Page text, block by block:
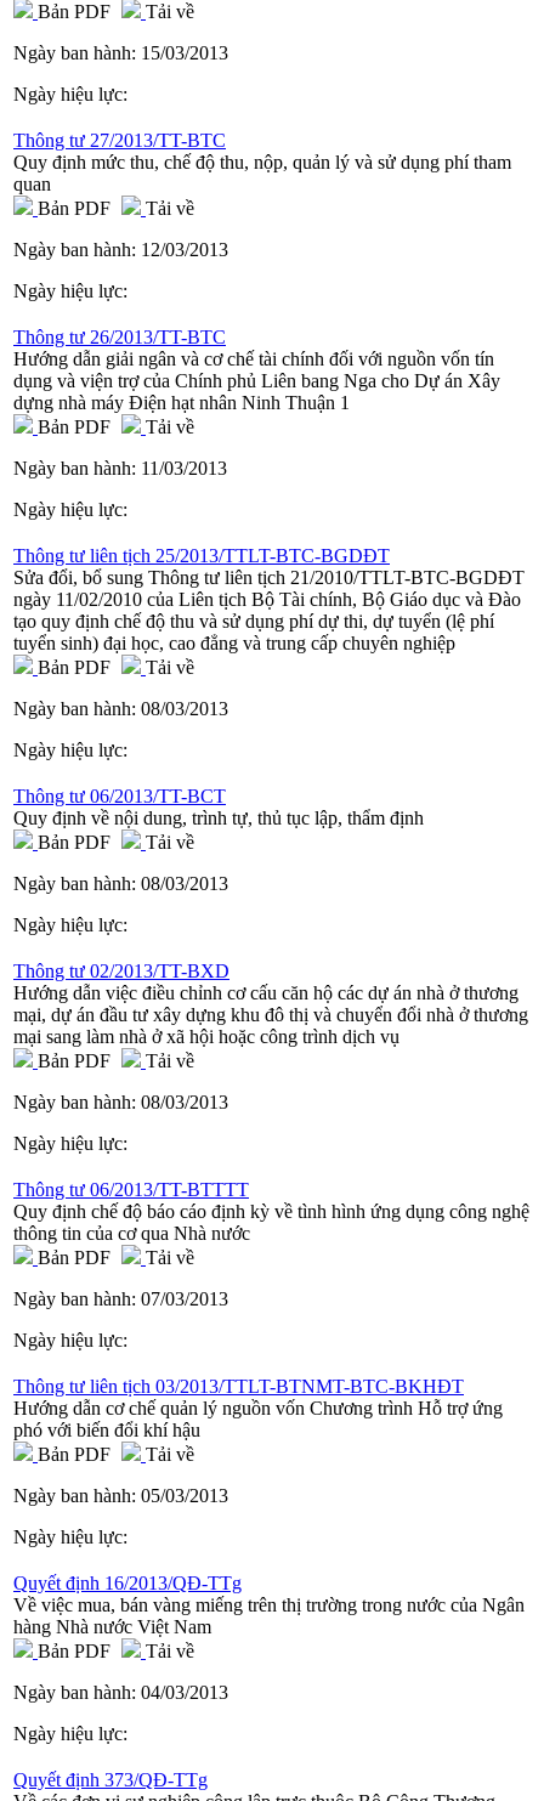
Bản PDF
Tải về
Ngày ban hành: 15/03/2013
Ngày hiệu lực:
Thông tư 27/2013/TT-BTC
Quy định mức thu, chế độ thu, nộp, quản lý và sử dụng phí tham
quan
Bản PDF
Tải về
Ngày ban hành: 12/03/2013
Ngày hiệu lực:
Thông tư 26/2013/TT-BTC
Hướng dẫn giải ngân và cơ chế tài chính đối với nguồn vốn tín
dụng và viện trợ của Chính phủ Liên bang Nga cho Dự án Xây
dựng nhà máy Điện hạt nhân Ninh Thuận 1
Bản PDF
Tải về
Ngày ban hành: 11/03/2013
Ngày hiệu lực:
Thông tư liên tịch 25/2013/TTLT-BTC-BGDĐT
Sửa đổi, bổ sung Thông tư liên tịch 21/2010/TTLT-BTC-BGDĐT
ngày 11/02/2010 của Liên tịch Bộ Tài chính, Bộ Giáo dục và Đào
tạo quy định chế độ thu và sử dụng phí dự thi, dự tuyển (lệ phí
tuyển sinh) đại học, cao đẳng và trung cấp chuyên nghiệp
Bản PDF
Tải về
Ngày ban hành: 08/03/2013
Ngày hiệu lực:
Thông tư 06/2013/TT-BCT
Quy định về nội dung, trình tự, thủ tục lập, thẩm định
Bản PDF
Tải về
Ngày ban hành: 08/03/2013
Ngày hiệu lực:
Thông tư 02/2013/TT-BXD
Hướng dẫn việc điều chỉnh cơ cấu căn hộ các dự án nhà ở thương
mại, dự án đầu tư xây dựng khu đô thị và chuyển đổi nhà ở thương
mại sang làm nhà ở xã hội hoặc công trình dịch vụ
Bản PDF
Tải về
Ngày ban hành: 08/03/2013
Ngày hiệu lực:
Thông tư 06/2013/TT-BTTTT
Quy định chế độ báo cáo định kỳ về tình hình ứng dụng công nghệ
thông tin của cơ qua Nhà nước
Bản PDF
Tải về
Ngày ban hành: 07/03/2013
Ngày hiệu lực:
Thông tư liên tịch 03/2013/TTLT-BTNMT-BTC-BKHĐT
Hướng dẫn cơ chế quản lý nguồn vốn Chương trình Hỗ trợ ứng
phó với biến đổi khí hậu
Bản PDF
Tải về
Ngày ban hành: 05/03/2013
Ngày hiệu lực:
Quyết định 16/2013/QĐ-TTg
Về việc mua, bán vàng miếng trên thị trường trong nước của Ngân
hàng Nhà nước Việt Nam
Bản PDF
Tải về
Ngày ban hành: 04/03/2013
Ngày hiệu lực:
Quyết định 373/QĐ-TTg